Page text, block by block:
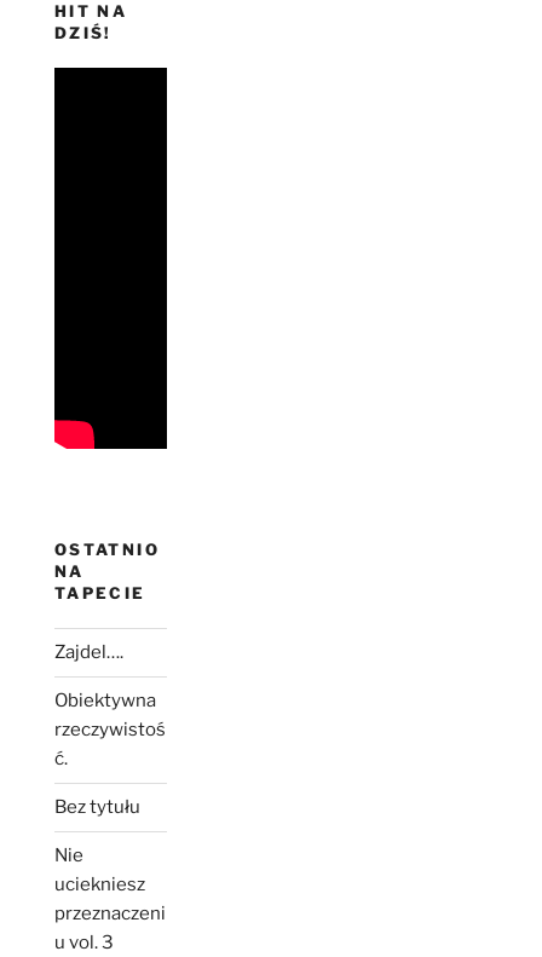
HIT NA
DZIŚ!
OSTATNIO
NA
TAPECIE
Zajdel….
Obiektywna
rzeczywistoś
ć.
Bez tytułu
Nie
uciekniesz
przeznaczeni
u vol. 3